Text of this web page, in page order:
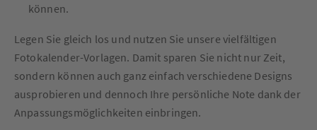
können.
Legen Sie gleich los und nutzen Sie unsere vielfältigen
Fotokalender-Vorlagen. Damit sparen Sie nicht nur Zeit,
sondern können auch ganz einfach verschiedene Designs
ausprobieren und dennoch Ihre persönliche Note dank der
Anpassungsmöglichkeiten einbringen.